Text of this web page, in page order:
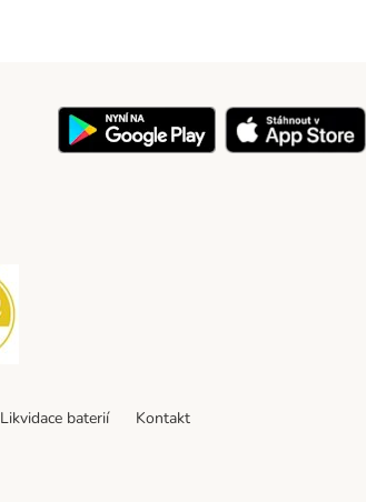
Likvidace baterií
Kontakt